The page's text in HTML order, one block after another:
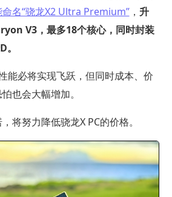
名“骁龙X2 Ultra Premium”， 升
V3，最多18个核心，同时封装
能必将实现飞跃，但同时成本、价
也会大幅增加。
将努力降低骁龙X PC的价格。